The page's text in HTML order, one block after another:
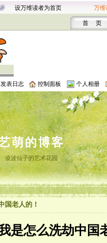
设万维读者为首页 万维
首 页
发表日志 控制面板 个人相册
萌的博客
凌波仙子的艺术花园
国老人的！
是怎么洗劫中国